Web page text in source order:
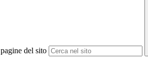
del sito